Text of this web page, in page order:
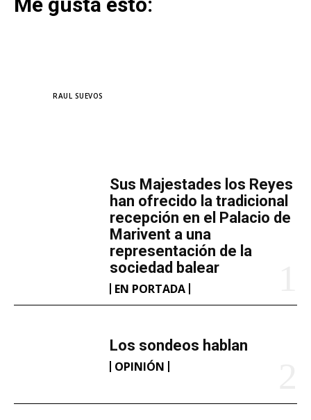
​Sus Majestades los Reyes
han ofrecido la tradicional
recepción en el Palacio de
Marivent​ a una
representación de la
sociedad balear
EN PORTADA
Los sondeos hablan
OPINIÓN
RAUL SUEVOS